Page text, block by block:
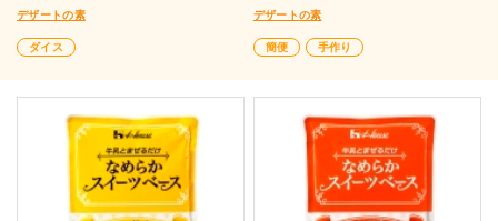
デザートの素
ダイス
デザートの素
簡便 手作り